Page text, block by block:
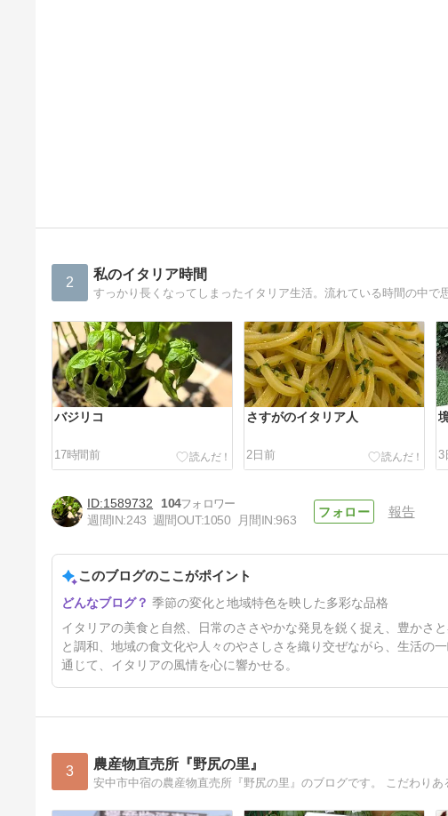
2 私のイタリア時間
すっかり長くなってしまったイタリア生活。流れている時間の中で
バジリコ
17時間前
さすがのイタリア人
2日前 3
食後の…
5日前
1589732
104
週間IN:243 週間OUT:1050 月間IN:963
報告
このブログのここがポイント
季節の変化と地域特色を映した多彩な品格
イタリアの美食と自然、日常のささやかな発見を鋭く捉え、豊かさ
と調和、地域の食文化や人々のやさしさを織り交ぜながら、生活の
通じて、イタリアの風情を心に響かせる。
3 農産物直売所『野尻の里』
安中市中宿の農産物直売所『野尻の里』のブログです。 こだわり